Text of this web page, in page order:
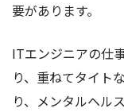
要があります。
ITエンジニアの仕
り、重ねてタイト
り、メンタルヘル